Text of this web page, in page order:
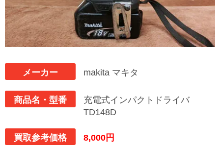
メーカー makita マキタ
商品名・型番
充電式インパクトドライバ
TD148D
買取参考価格 8,000円